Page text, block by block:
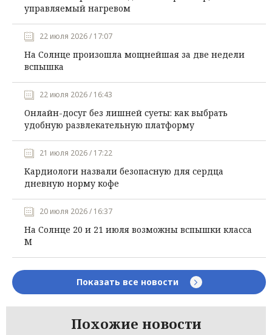
управляемый нагревом
22 июля 2026 / 17:07
На Солнце произошла мощнейшая за две недели
вспышка
22 июля 2026 / 16:43
Онлайн-досуг без лишней суеты: как выбрать
удобную развлекательную платформу
21 июля 2026 / 17:22
Кардиологи назвали безопасную для сердца
дневную норму кофе
20 июля 2026 / 16:37
На Солнце 20 и 21 июля возможны вспышки класса
М
Показать все новости
Похожие новости